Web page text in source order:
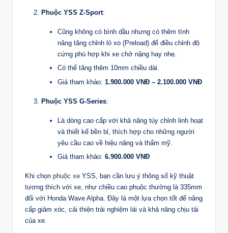
Phuộc YSS Z-Sport:
Cũng không có bình dầu nhưng có thêm tính
năng tăng chỉnh lò xo (Preload) để điều chỉnh độ
cứng phù hợp khi xe chở nặng hay nhẹ.
Có thể tăng thêm 10mm chiều dài.
Giá tham khảo: 1.900.000 VNĐ – 2.100.000 VNĐ
Phuộc YSS G-Series:
Là dòng cao cấp với khả năng tùy chỉnh linh hoạt
và thiết kế bền bỉ, thích hợp cho những người
yêu cầu cao về hiệu năng và thẩm mỹ.
Giá tham khảo: 6.900.000 VNĐ
Khi chọn phuộc xe YSS, bạn cần lưu ý thông số kỹ thuật
tương thích với xe, như chiều cao phuộc thường là 335mm
đối với Honda Wave Alpha. Đây là một lựa chọn tốt để nâng
cấp giảm xóc, cải thiện trải nghiệm lái và khả năng chịu tải
của xe.